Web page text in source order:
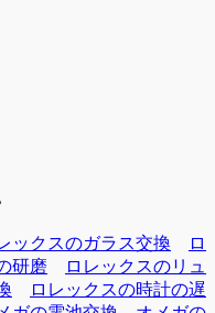
ックスのガラス交換
ロ
研磨
ロレックスのリュ
ロレックスの時計の遅